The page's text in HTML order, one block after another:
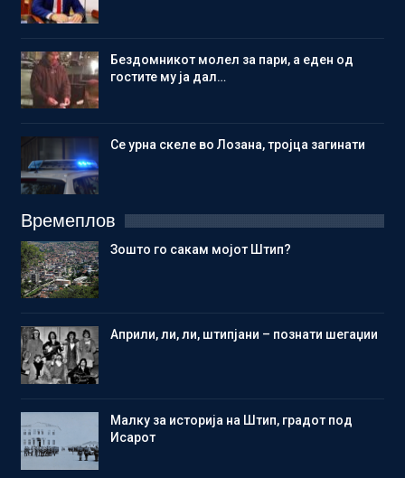
Бездомникот молел за пари, а еден од
гостите му ја дал…
Се урна скеле во Лозана, тројца загинати
Времеплов
Зошто го сакам мојот Штип?
Aприли, ли, ли, штипјани – познати шегаџии
Малку за историја на Штип, градот под
Исарот